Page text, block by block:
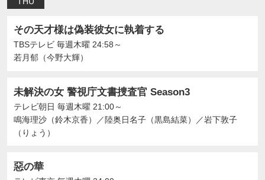
その天才様は偽装彼女に執着する
TBSテレビ 毎週木曜 24:58～
若月郁（今野大輝）
未解決の女 警視庁文書捜査官 Season3
テレビ朝日 毎週木曜 21:00～
鳴海理沙（鈴木京香）
／陸奥日名子（黒島結菜） ／岩下敦子
（りょう）
惡の華